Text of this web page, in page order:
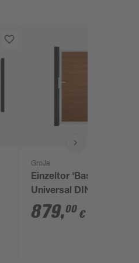
GroJa
Einzeltor 'BasicLine'
Universal DIN
Eichefarben
dunkel/silber 100 x
879,00 €